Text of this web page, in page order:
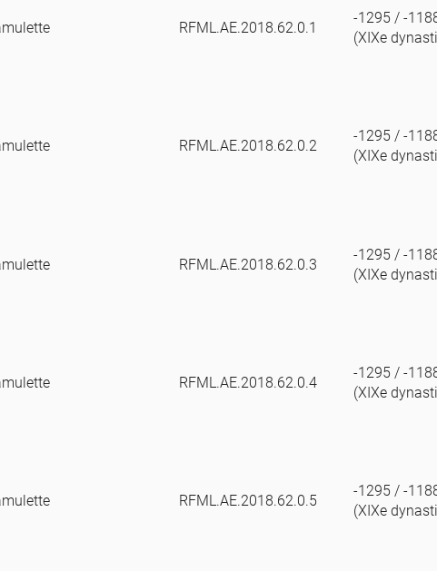
RFML.AE.2018.62.0.1
-1295 / -
(XIXe
RFML.AE.2018.62.0.2
-1295 / -
(XIXe
RFML.AE.2018.62.0.3
-1295 / -
(XIXe
RFML.AE.2018.62.0.4
-1295 / -
(XIXe
RFML.AE.2018.62.0.5
-1295 / -
(XIXe